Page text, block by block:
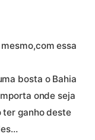
essa
bosta o Bahia
onde seja
ter ganho deste